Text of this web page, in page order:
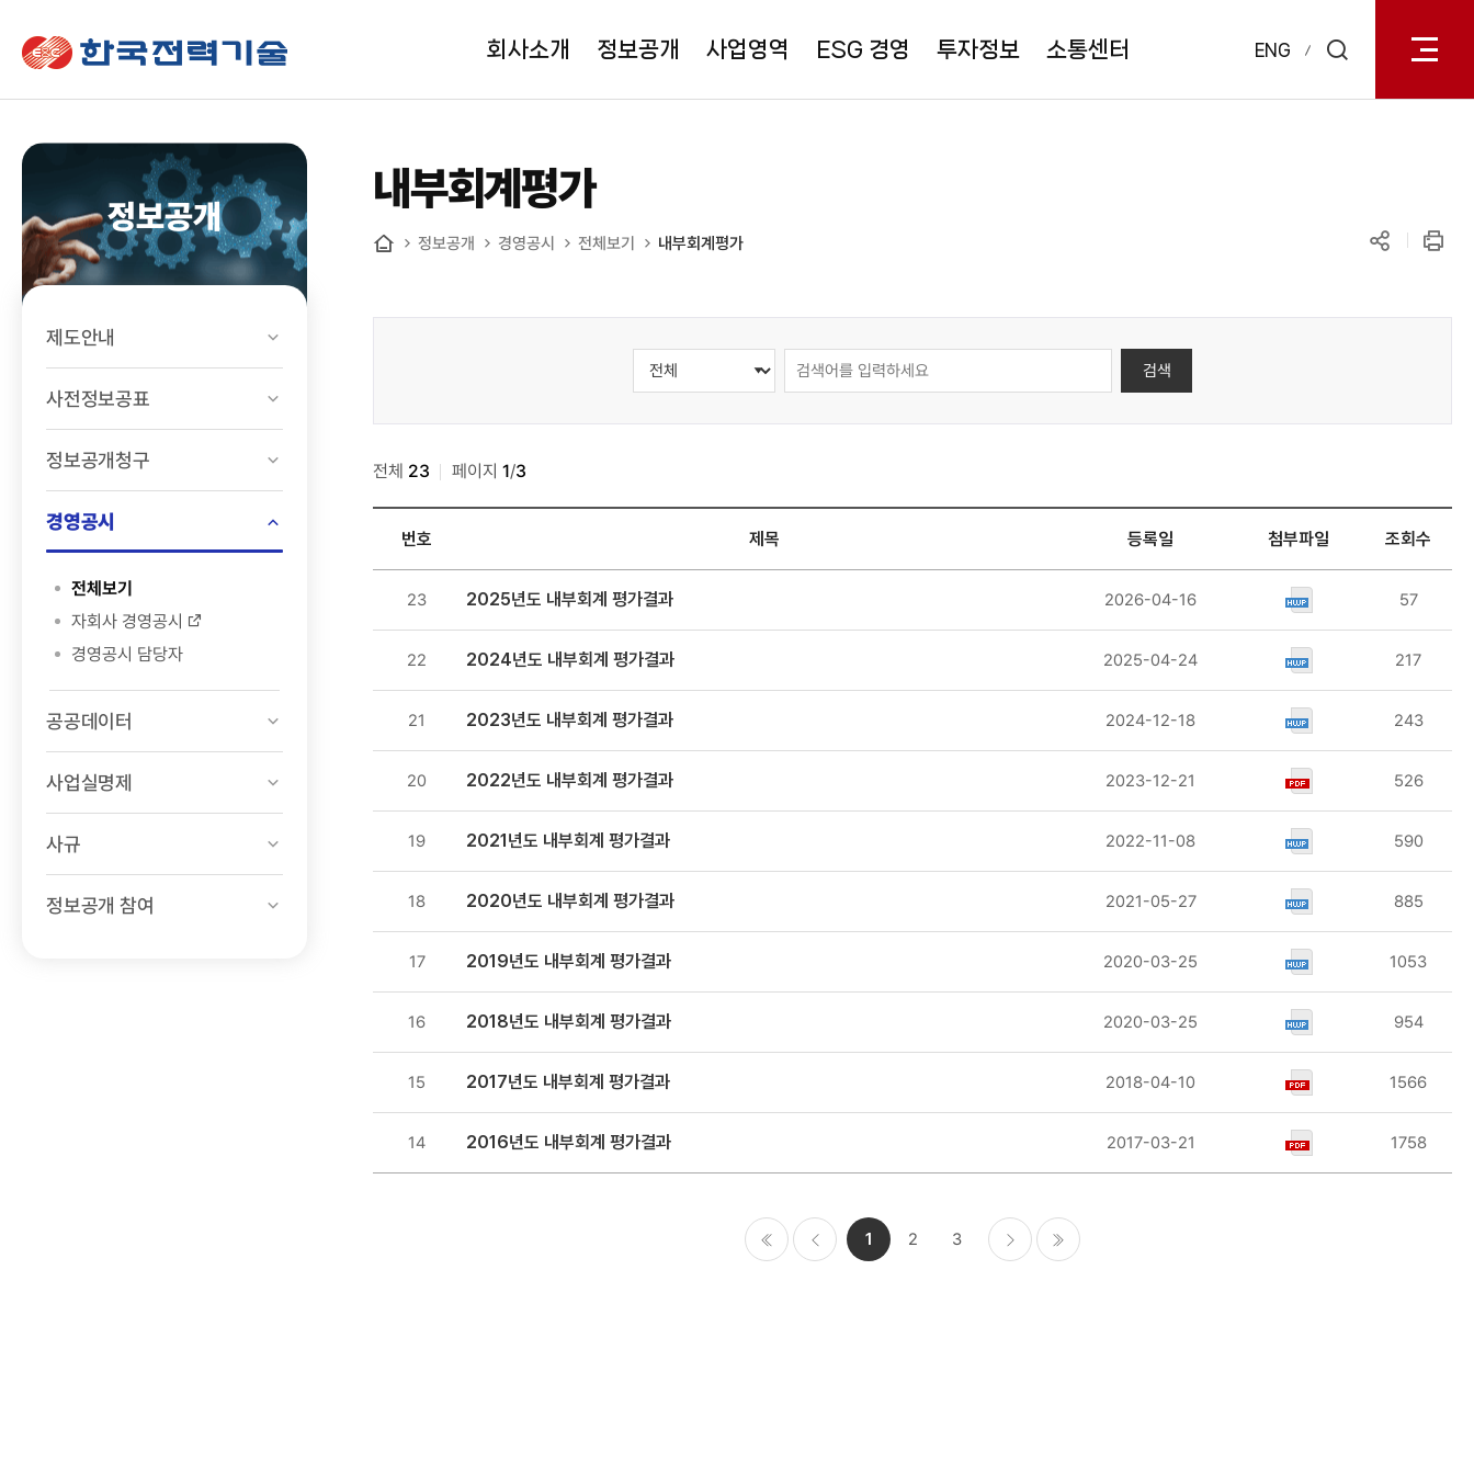
한국전력기술
회사소개 정보공개 사업영역 ESG 경영 투자정보 소통센터 ENG
열기
정보공개
제도안내
사전정보공표
정보공개청구
경영공시
전체보기
자회사 경영공시
경영공시 담당자
공공데이터
사업실명제
사규
정보공개 참여
내부회계평가
정보공개 경영공시 전체보기 내부회계평가
내부회계평가
검색
전체 23 페이지 1/3
경영공시
내부회계평가
-
등록일
조회수
번호 제목 등록일 첨부파일 조회수
23 2025년도 내부회계 평가결과 2026-04-16 57
22 2024년도 내부회계 평가결과 2025-04-24 217
21 2023년도 내부회계 평가결과 2024-12-18 243
20 2022년도 내부회계 평가결과 2023-12-21 526
19 2021년도 내부회계 평가결과 2022-11-08 590
18 2020년도 내부회계 평가결과 2021-05-27 885
17 2019년도 내부회계 평가결과 2020-03-25 1053
16 2018년도 내부회계 평가결과 2020-03-25 954
15 2017년도 내부회계 평가결과 2018-04-10 1566
14 2016년도 내부회계 평가결과 2017-03-21 1758
1 2 3